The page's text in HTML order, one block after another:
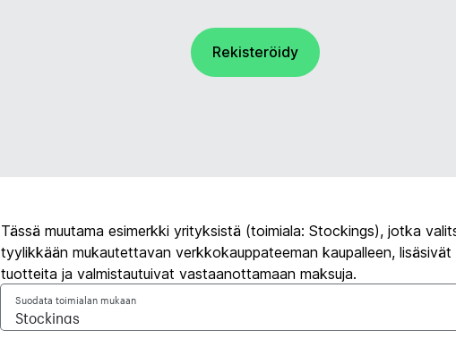
Rekisteröidy
Tässä muutama esimerkki yrityksistä (toimiala: Stockings), jotka
tyylikkään mukautettavan verkkokauppateeman kaupalleen, lisäsivät
tuotteita ja valmistautuivat vastaanottamaan maksuja.
Suodata toimialan mukaan